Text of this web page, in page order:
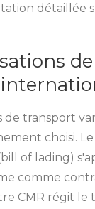
détaillée
de
de transport
choisi. Le
of lading)
comme
CMR régit le